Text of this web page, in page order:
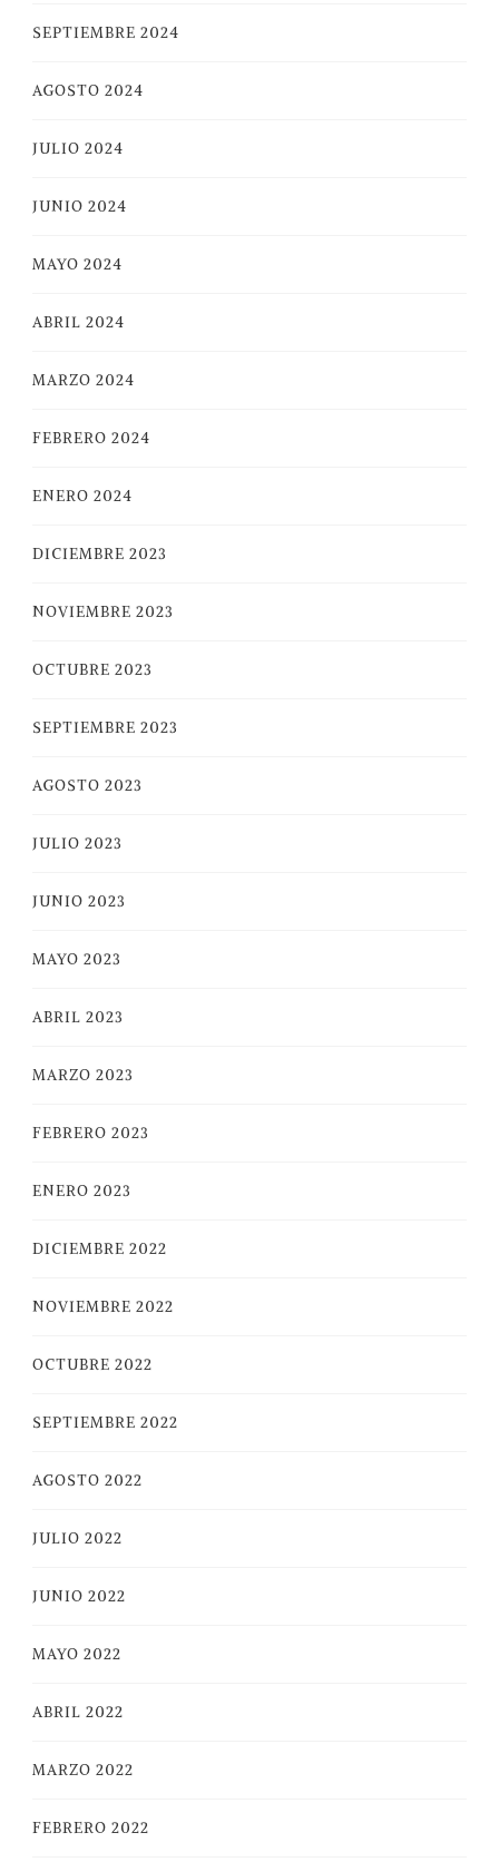
SEPTIEMBRE 2024
AGOSTO 2024
JULIO 2024
JUNIO 2024
MAYO 2024
ABRIL 2024
MARZO 2024
FEBRERO 2024
ENERO 2024
DICIEMBRE 2023
NOVIEMBRE 2023
OCTUBRE 2023
SEPTIEMBRE 2023
AGOSTO 2023
JULIO 2023
JUNIO 2023
MAYO 2023
ABRIL 2023
MARZO 2023
FEBRERO 2023
ENERO 2023
DICIEMBRE 2022
NOVIEMBRE 2022
OCTUBRE 2022
SEPTIEMBRE 2022
AGOSTO 2022
JULIO 2022
JUNIO 2022
MAYO 2022
ABRIL 2022
MARZO 2022
FEBRERO 2022